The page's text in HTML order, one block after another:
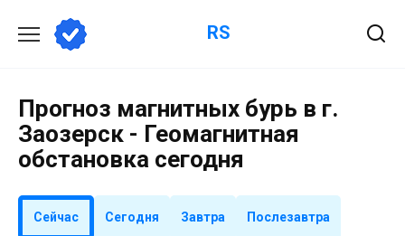
содержанию
RS
Прогноз магнитных бурь в г.
Заозерск - Геомагнитная
обстановка сегодня
Сейчас Сегодня Завтра Послезавтра